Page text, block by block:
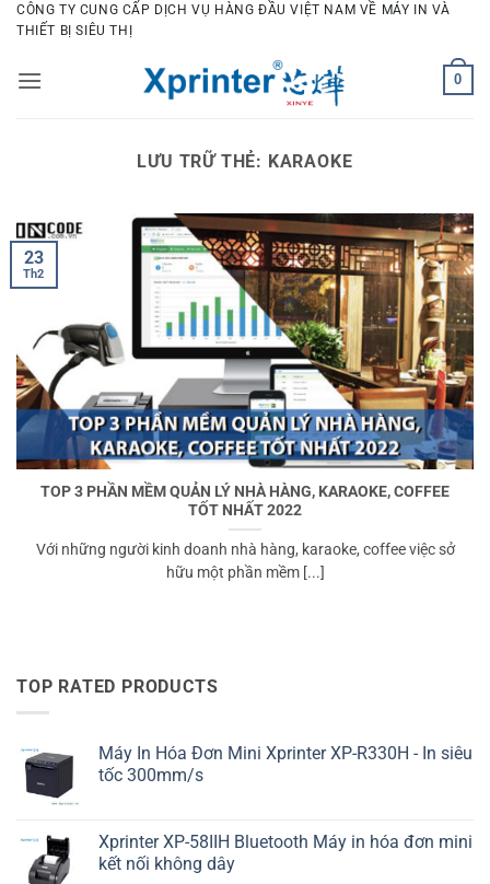
Bỏ
qua
dung
CÔNG TY CUNG CẤP DỊCH VỤ HÀNG ĐẦU VIỆT NAM VỀ MÁY IN VÀ
THIẾT BỊ SIÊU THỊ
0
LƯU TRỮ THẺ: KARAOKE
TOP 3 PHẦN MỀM QUẢN LÝ NHÀ HÀNG, KARAOKE, COFFEE
TỐT NHẤT 2022
Với những người kinh doanh nhà hàng, karaoke, coffee việc sở
hữu một phần mềm [...]
23
Th2
TOP RATED PRODUCTS
Máy In Hóa Đơn Mini Xprinter XP-R330H - In siêu
tốc 300mm/s
Xprinter XP-58IIH Bluetooth Máy in hóa đơn mini
kết nối không dây